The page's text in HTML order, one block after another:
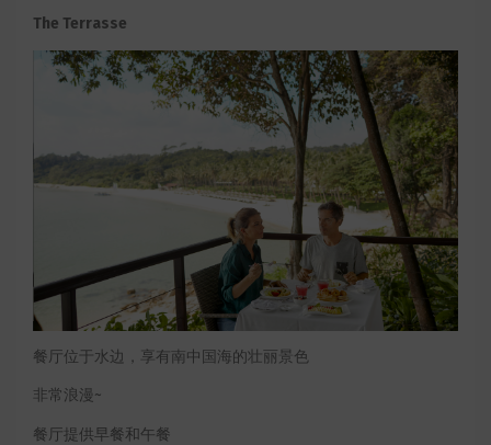
The Terrasse
餐厅位于水边，享有南中国海的壮丽景色
非常浪漫~
餐厅提供早餐和午餐